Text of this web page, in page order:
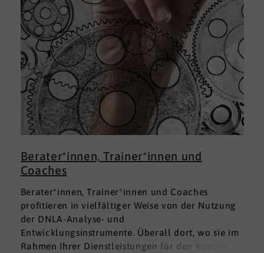
Berater*innen, Trainer*innen und
Coaches
Berater*innen, Trainer*innen und Coaches
profitieren in vielfältiger Weise von der Nutzung
der DNLA-Analyse- und
Entwicklungsinstrumente. Überall dort, wo sie im
Rahmen Ihrer Dienstleistungen für den Kunden